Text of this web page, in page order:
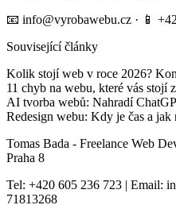
📧 info@vyrobawebu.cz · 📱
Související články
Kolik stojí web v roce 2026?
11 chyb na webu, které vás stojí
AI tvorba webů: Nahradí
Redesign webu: Kdy je čas a jak
Tomas Bada - Freelance Web
Praha 8
Tel: +420 605 236 723 | Email:
71813268